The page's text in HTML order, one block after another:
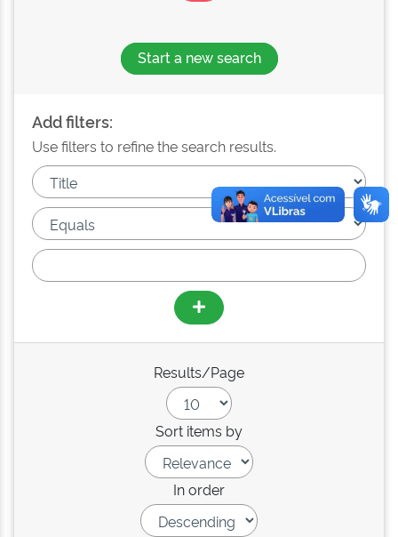
Start a new search
Add filters:
Use filters to refine the search results.
Results/Page
Sort items by
In order